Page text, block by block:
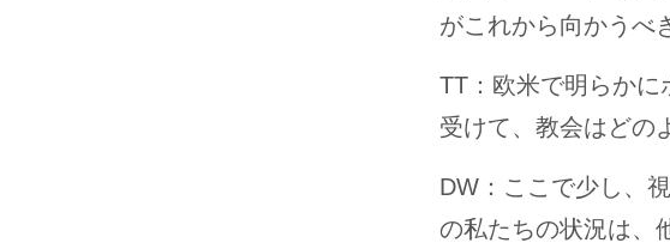
がこれから向かうべ
TT：欧米で明らかに
受けて、教会はどの
DW：ここで少し、
の私たちの状況は、